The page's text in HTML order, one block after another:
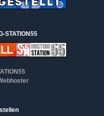
STATION55